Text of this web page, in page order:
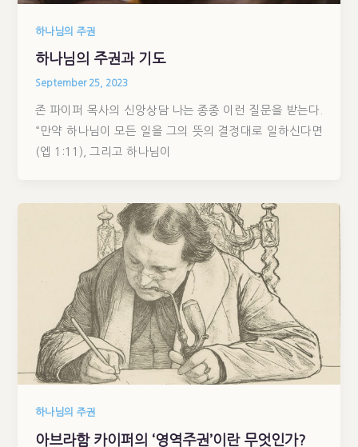
하나님의 주권
하나님의 주권과 기도
September 25, 2023
존 파이퍼 목사의 신앙상담 나는 종종 이런 질문을 받는다.
“만약 하나님이 모든 일을 그의 뜻의 결정대로 일하신다면
(엡 1:11), 그리고 하나님이
하나님의 주권
아브라함 카이퍼의 ‘영역주권’이란 무엇인가?